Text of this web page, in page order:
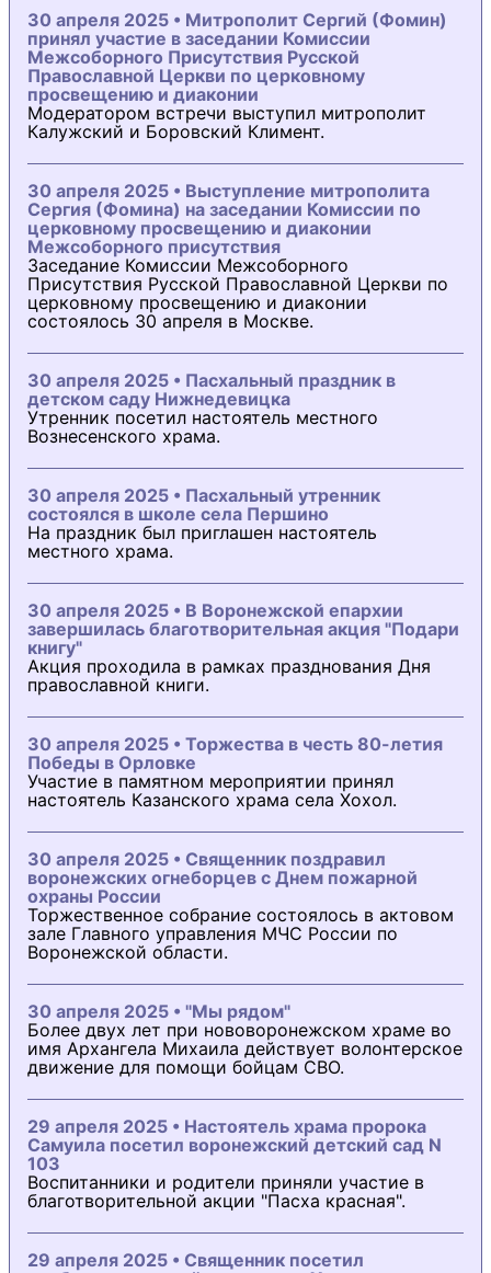
30 апреля 2025 • Митрополит Сергий (Фомин)
принял участие в заседании Комиссии
Межсоборного Присутствия Русской
Православной Церкви по церковному
просвещению и диаконии
Модератором встречи выступил митрополит
Калужский и Боровский Климент.
30 апреля 2025 • Выступление митрополита
Сергия (Фомина) на заседании Комиссии по
церковному просвещению и диаконии
Межсоборного присутствия
Заседание Комиссии Межсоборного
Присутствия Русской Православной Церкви по
церковному просвещению и диаконии
состоялось 30 апреля в Москве.
30 апреля 2025 • Пасхальный праздник в
детском саду Нижнедевицка
Утренник посетил настоятель местного
Вознесенского храма.
30 апреля 2025 • Пасхальный утренник
состоялся в школе села Першино
На праздник был приглашен настоятель
местного храма.
30 апреля 2025 • В Воронежской епархии
завершилась благотворительная акция "Подари
книгу"
Акция проходила в рамках празднования Дня
православной книги.
30 апреля 2025 • Торжества в честь 80-летия
Победы в Орловке
Участие в памятном мероприятии принял
настоятель Казанского храма села Хохол.
30 апреля 2025 • Священник поздравил
воронежских огнеборцев с Днем пожарной
охраны России
Торжественное собрание состоялось в актовом
зале Главного управления МЧС России по
Воронежской области.
30 апреля 2025 • "Мы рядом"
Более двух лет при нововоронежском храме во
имя Архангела Михаила действует волонтерское
движение для помощи бойцам СВО.
29 апреля 2025 • Настоятель храма пророка
Самуила посетил воронежский детский сад N
103
Воспитанники и родители приняли участие в
благотворительной акции "Пасха красная".
29 апреля 2025 • Священник посетил